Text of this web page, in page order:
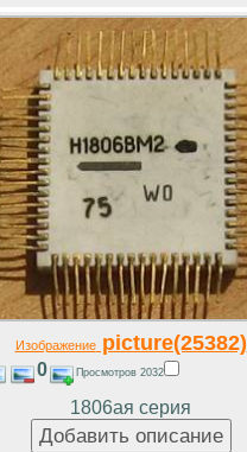
Изображениеpicture(25382)
0 Просмотров 2032
1806ая серия